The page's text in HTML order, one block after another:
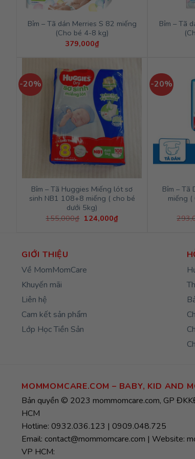
Bỉm – Tã dán Merries S 82 miếng
(Cho bé 4-8 kg)
379,000₫
Bỉm – Tã
-20%
Bỉm – Tã Huggies Miếng lót sơ
sinh NB1 108+8 miếng ( cho bé
dưới 5kg)
155,000₫ Giá
124,000₫Giá
hiện
-20%
Bỉm – Tã
miếng
GIỚI THIỆU
Về MomMomCare
Khuyến mãi
Liên hệ
Cam kết sản phẩm
Lớp Học Tiền Sản
MOMMOMCARE.COM – BABY, KID AND
Bản quyền © 2023 mommomcare.com, GP
HCM
Hotline: 0932.036.123 | 0909.048.725
Email: contact@mommomcare.com | Website:
VP HCM: